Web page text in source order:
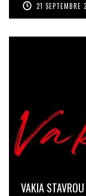
21 SEPTEMBRE
VAKIA